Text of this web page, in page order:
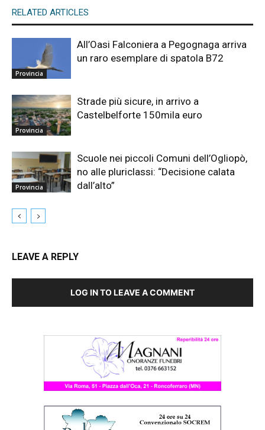
RELATED ARTICLES
Provincia
All’Oasi Falconiera a Pegognaga arriva
un raro esemplare di spatola B72
Provincia
Strade più sicure, in arrivo a
Castelbelforte 150mila euro
Provincia
Scuole nei piccoli Comuni dell’Ogliopò,
no alle pluriclassi: “Decisione calata
dall’alto”
LEAVE A REPLY
LOG IN TO LEAVE A COMMENT